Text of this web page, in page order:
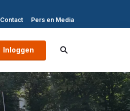
Contact Pers en Media
Inloggen